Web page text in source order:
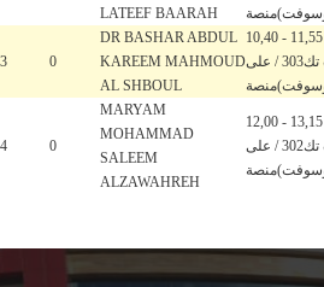
LATEEF BAARAH
3 0
DR BASHAR ABDUL
KAREEM MAHMOUD
AL SHBOUL
10,40 - 11,55 ح ن ث ر / المادة تدرس بشكل مدمج
في مبنى تكنولوجيا المعلومات تك303 / على
4 0
MARYAM
MOHAMMAD
SALEEM
ALZAWAHREH
12,00 - 13,15 ح ن ث ر / المادة تدرس بشكل مدمج
في مبنى تكنولوجيا المعلومات تك302 / على